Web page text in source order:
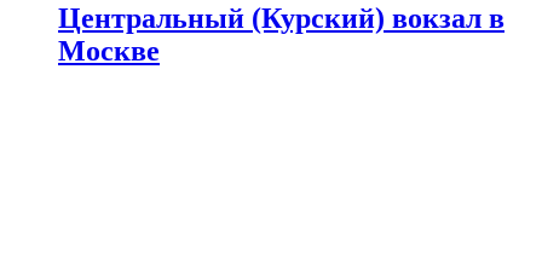
Центральный (Курский) вокзал в
Москве